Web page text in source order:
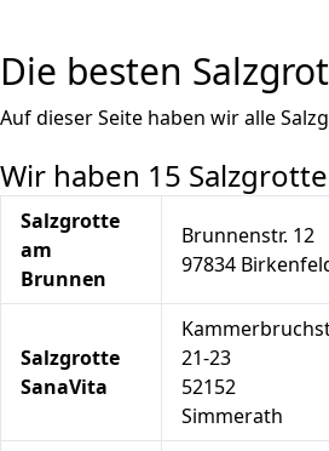
Die besten
Auf dieser Seite haben wir alle
Wir haben 15
Salzgrotte
am
Brunnen
Brunnenstr. 12
97834
Salzgrotte
SanaVita
21-23
52152
Simmerath